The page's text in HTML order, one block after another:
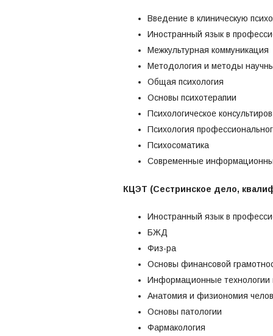
Введение в клиническую
Иностранный язык в
Межкультурная коммуникация
Методология и методы
Общая психология
Основы психотерапии
Психологическое
Психология
Психосоматика
Современные
КЦЭТ (Сестринское дело,
Иностранный язык в
БЖД
Физ-ра
Основы финансовой
Информационные технологии
Анатомия и физиономия
Основы патологии
Фармакология